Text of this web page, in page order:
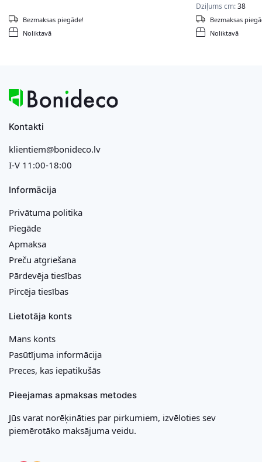
Noliktavā
Bezmaksas piegāde!
Dziļums cm:38
Noliktavā
Bezmaksas
Kontakti
klientiem@bonideco.lv
I-V 11:00-18:00
Informācija
Privātuma politika
Piegāde
Apmaksa
Preču atgriešana
Pārdevēja tiesības
Pircēja tiesības
Lietotāja konts
Mans konts
Pasūtījuma informācija
Preces, kas iepatikušās
Pieejamas apmaksas metodes
Jūs varat norēķināties par pirkumiem, izvēloties sev
piemērotāko maksājuma veidu.